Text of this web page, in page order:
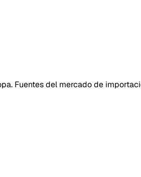
Fuentes del mercado de